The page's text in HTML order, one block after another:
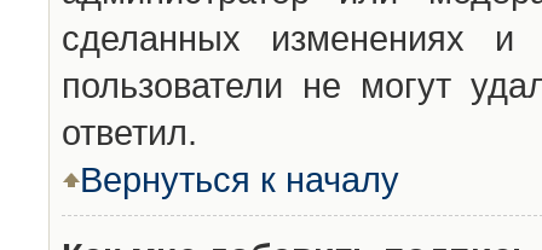
сделанных изменениях
пользователи не могут
ответил.
Вернуться к началу